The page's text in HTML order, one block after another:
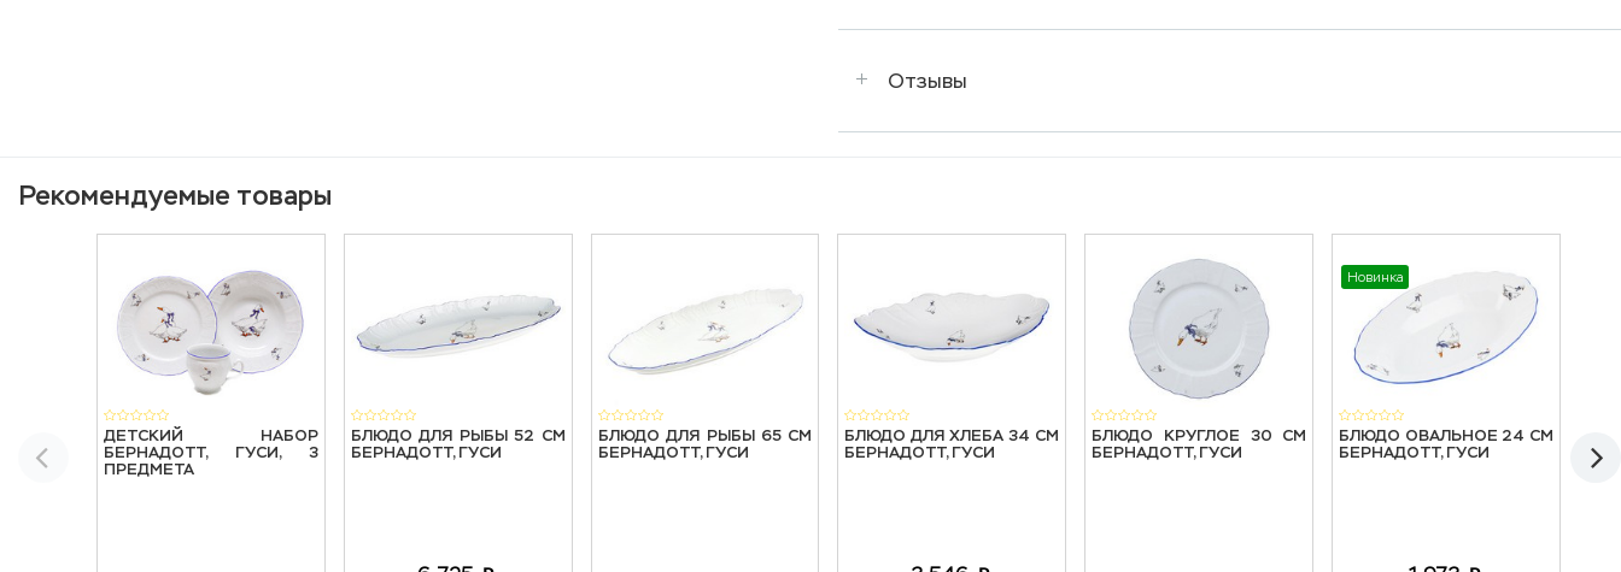
Отзывы
Рекомендуемые товары
ДЕТСКИЙ НАБОР
БЕРНАДОТТ, ГУСИ, 3
ПРЕДМЕТА
БЛЮДО ДЛЯ РЫБЫ 52 СМ
БЕРНАДОТТ, ГУСИ
БЛЮДО ДЛЯ РЫБЫ 65 СМ
БЕРНАДОТТ, ГУСИ
БЛЮДО ДЛЯ ХЛЕБА 34 СМ
БЕРНАДОТТ, ГУСИ
БЛЮДО КРУГЛОЕ 30 СМ
БЕРНАДОТТ, ГУСИ
БЛЮДО ОВАЛЬНОЕ 24 СМ
БЕРНАДОТТ, ГУСИ
Новинка